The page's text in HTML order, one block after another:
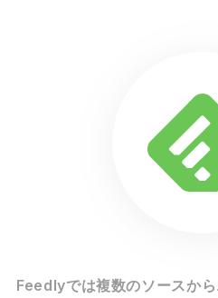
Feedlyでは複数のソースか